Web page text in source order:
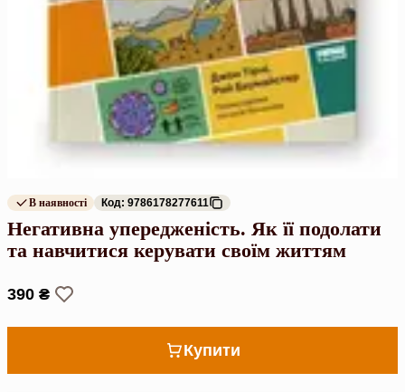
В наявності Код: 9786178277611
Негативна упередженість. Як її подолати
та навчитися керувати своїм життям
390 ₴
Купити